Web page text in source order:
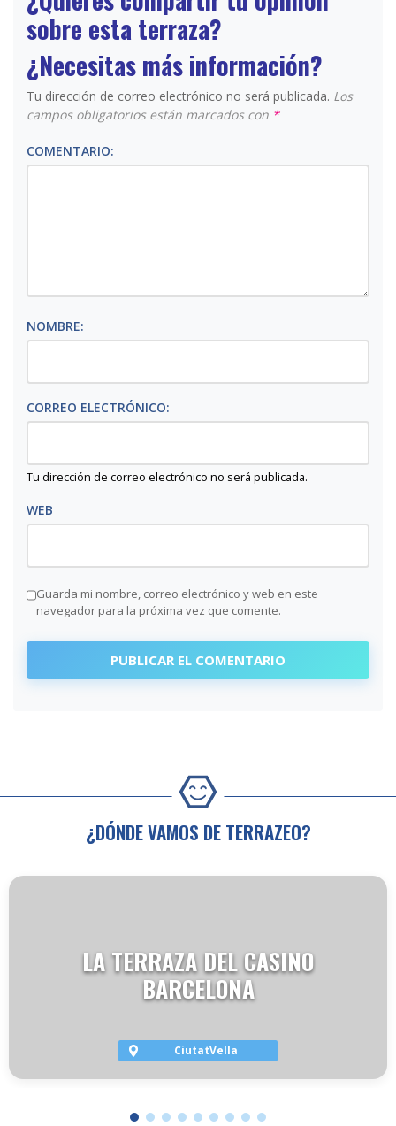
sobre esta terraza?
¿Necesitas más información?
Tu dirección de correo electrónico no será publicada. Los
campos obligatorios están marcados con *
COMENTARIO:
NOMBRE:
CORREO ELECTRÓNICO:
Tu dirección de correo electrónico no será publicada.
WEB
Guarda mi nombre, correo electrónico y web en este
navegador para la próxima vez que comente.
¿DÓNDE VAMOS DE TERRAZEO?
LA TERRAZA DEL CASINO
BARCELONA
CiutatVella
VER TERRAZA